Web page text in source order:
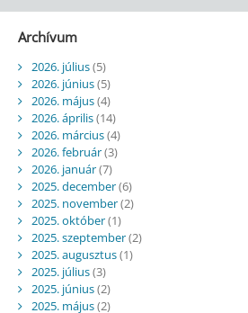
Archívum
2026. július(5)
2026. június(5)
2026. május(4)
2026. április(14)
2026. március(4)
2026. február(3)
2026. január(7)
2025. december(6)
2025. november(2)
2025. október(1)
2025. szeptember(2)
2025. augusztus(1)
2025. július(3)
2025. június(2)
2025. május(2)